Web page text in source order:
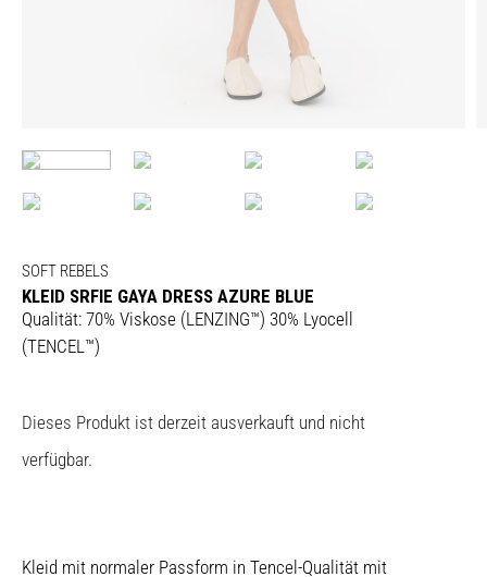
SOFT REBELS
KLEID SRFIE GAYA DRESS AZURE BLUE
Qualität: 70% Viskose (LENZING™) 30% Lyocell
(TENCEL™)
Dieses Produkt ist derzeit ausverkauft und nicht
verfügbar.
Kleid mit normaler Passform in Tencel-Qualität mit